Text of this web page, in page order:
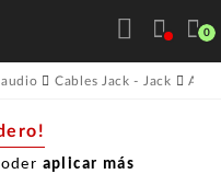
0
Cables Jack - Jack
aplicar más